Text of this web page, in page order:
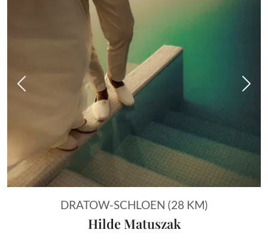
Vorheriges Bild
DRATOW-SCHLOEN (28 KM)
Hilde Matuszak